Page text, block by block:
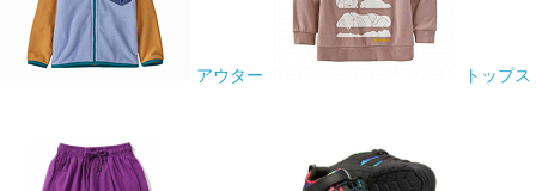
アウター トップス